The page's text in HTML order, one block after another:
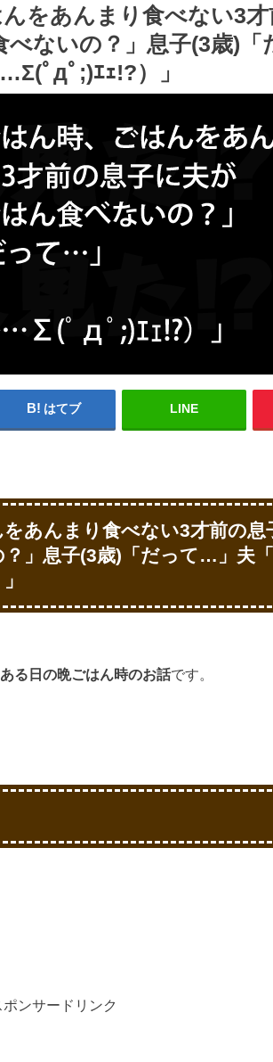
をあんまり食べない3
ないの？」息子(3歳)「
ﾟдﾟ;)ｴｪ!?）」
はてブ LINE
あんまり食べない3才前の息
」息子(3歳)「だって…」夫「
る日の晩ごはん時のお話です。
ポンサードリンク